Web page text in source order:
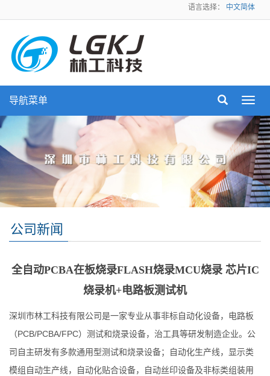
语言选择： 中文简体
导航菜单
公司新闻
全自动PCBA在板烧录FLASH烧录MCU烧录 芯片IC
烧录机+电路板测试机
深圳市林工科技有限公司是一家专业从事非标自动化设备，电路板
（PCB/PCBA/FPC）测试和烧录设备，治工具等研发制造企业。公
司自主研发有多款通用型测试和烧录设备；自动化生产线，显示类
模组自动生产线，自动化贴合设备，自动丝印设备及非标类组装用